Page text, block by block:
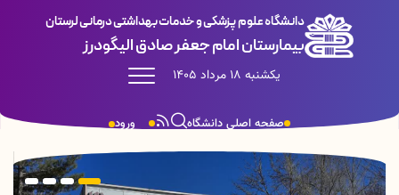
دانشگاه علوم پزشکی و خدمات بهداشتی درمانی لرستان
بیمارستان امام جعفر صادق الیگودرز
یکشنبه 18 مرداد 1405
ورود صفحه اصلی دانشگاه